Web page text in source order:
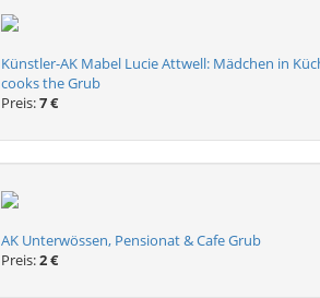
Künstler-AK Mabel Lucie Attwell: Mädchen in
cooks the Grub
Preis:7 €
AK Unterwössen, Pensionat & Cafe Grub
Preis:2 €